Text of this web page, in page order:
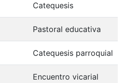
Catequesis
Pastoral educativa
Catequesis parroquial
Encuentro vicarial